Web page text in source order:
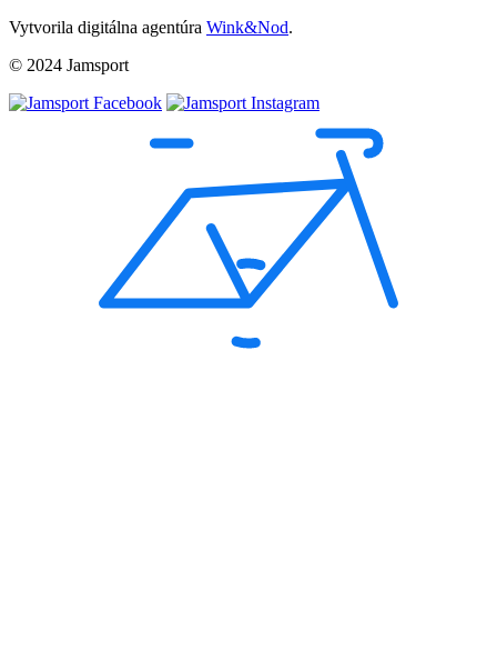
Vytvorila digitálna agentúra Wink&Nod.
© 2024 Jamsport